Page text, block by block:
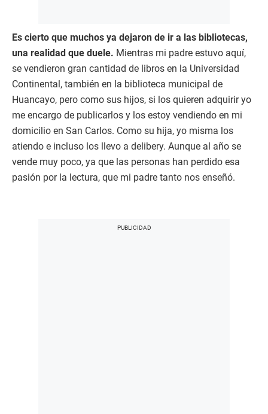
Es cierto que muchos ya dejaron de ir a las bibliotecas,
una realidad que duele. Mientras mi padre estuvo aquí,
se vendieron gran cantidad de libros en la Universidad
Continental, también en la biblioteca municipal de
Huancayo, pero como sus hijos, si los quieren adquirir yo
me encargo de publicarlos y los estoy vendiendo en mi
domicilio en San Carlos. Como su hija, yo misma los
atiendo e incluso los llevo a delibery. Aunque al año se
vende muy poco, ya que las personas han perdido esa
pasión por la lectura, que mi padre tanto nos enseñó.